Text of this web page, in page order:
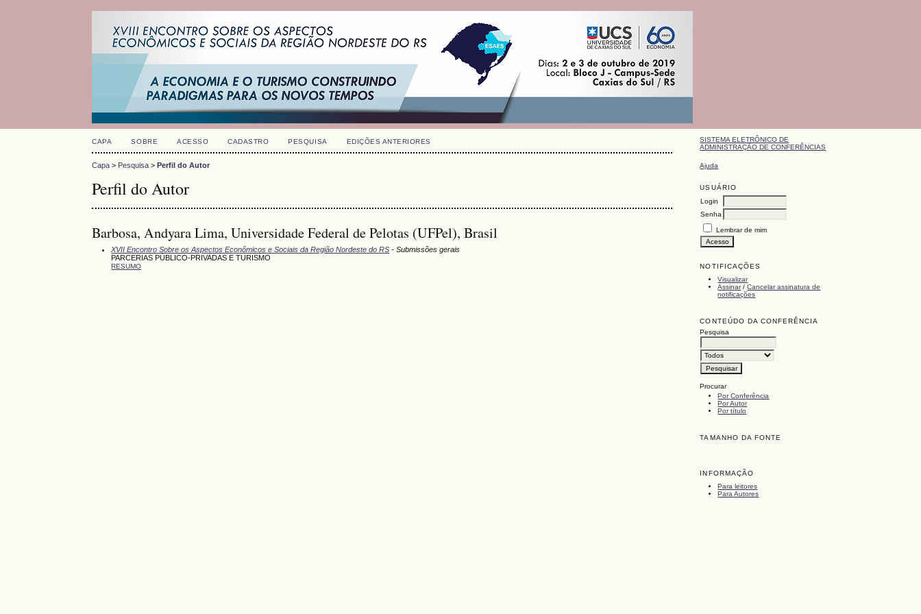
SISTEMA ELETRÔNICO DE
ADMINISTRAÇÃO DE CONFERÊNCIAS
Ajuda
USUÁRIO
Login
Senha
Lembrar de mim
NOTIFICAÇÕES
Visualizar
Assinar/Cancelar assinatura de
notificações
CONTEÚDO DA CONFERÊNCIA
Pesquisa
Procurar
Por Conferência
Por Autor
Por título
TAMANHO DA FONTE
INFORMAÇÃO
Para leitores
Para Autores
CAPA SOBRE ACESSO CADASTRO PESQUISA EDIÇÕES ANTERIORES
Capa > Pesquisa >Perfil do Autor
Perfil do Autor
Barbosa, Andyara Lima, Universidade Federal de Pelotas (UFPel), Brasil
XVII Encontro Sobre os Aspectos Econômicos e Sociais da Região Nordeste do RS - Submissões gerais
PARCERIAS PÚBLICO-PRIVADAS E TURISMO
RESUMO